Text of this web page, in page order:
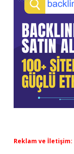
Reklam ve İletişim: